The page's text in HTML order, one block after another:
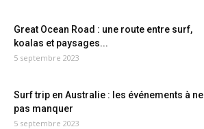
Great Ocean Road : une route entre surf,
koalas et paysages...
5 septembre 2023
Surf trip en Australie : les événements à ne
pas manquer
5 septembre 2023